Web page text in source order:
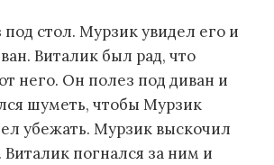
стол. Мурзик увидел его и
Виталик был рад, что
него. Он полез под диван и
шуметь, чтобы Мурзик
убежать. Мурзик выскочил
Виталик погнался за ним и